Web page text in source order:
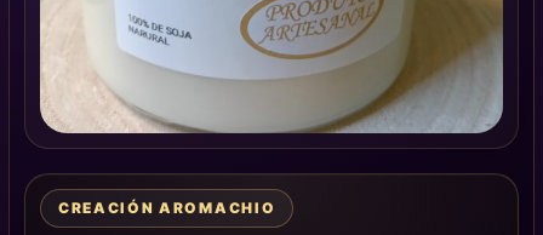
CREACIÓN AROMACHIO